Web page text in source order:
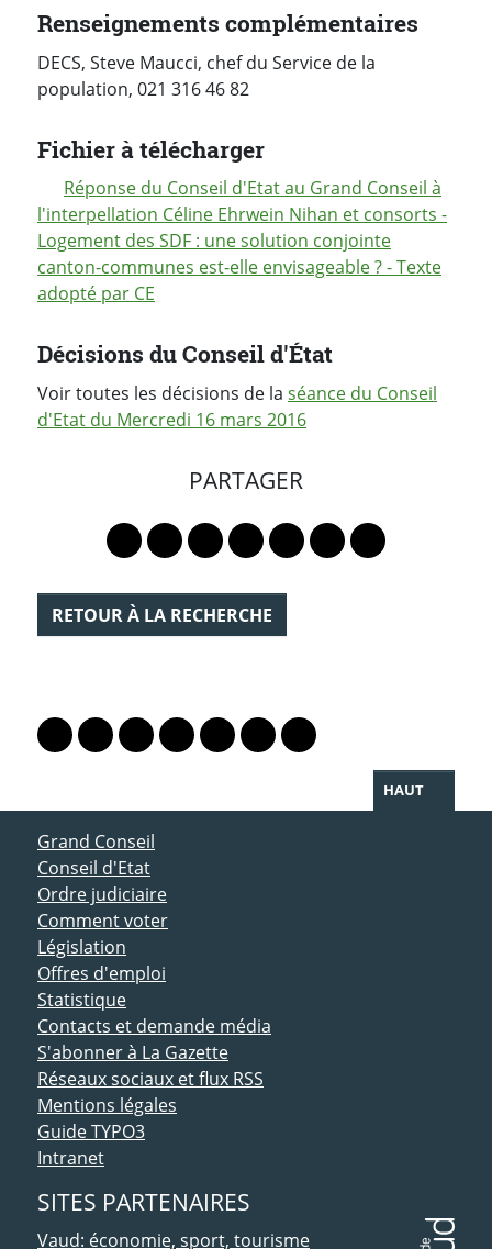
Renseignements complémentaires
DECS, Steve Maucci, chef du Service de la
population, 021 316 46 82
Fichier à télécharger
Réponse du Conseil d'Etat au Grand Conseil à
l'interpellation Céline Ehrwein Nihan et consorts -
Logement des SDF : une solution conjointe
canton-communes est-elle envisageable ? - Texte
adopté par CE
Décisions du Conseil d'État
Voir toutes les décisions de la séance du Conseil
d'Etat du Mercredi 16 mars 2016
PARTAGER
Lien vers le profil Mastodon
Lien vers le profil Bluesky
Lien vers le profil Instagram
Lien vers le profil Linkedin
Lien vers le profil
Lien vers le profil
Partager par
RETOUR À LA RECHERCHE
Lien vers le profil Mastodon
Lien vers le profil Bluesky
Lien vers le profil Instagram
Lien vers le profil Linkedin
Lien vers le profil Facebook
Lien vers le profil Twitter
Partager par WhatsApp
HAUT
ACCÈS DIRECT
Grand Conseil
Conseil d'Etat
Ordre judiciaire
Comment voter
Législation
Offres d'emploi
Statistique
Contacts et demande média
S'abonner à La Gazette
Réseaux sociaux et flux RSS
Mentions légales
Guide TYPO3
Intranet
SITES PARTENAIRES
Vaud: économie, sport, tourisme